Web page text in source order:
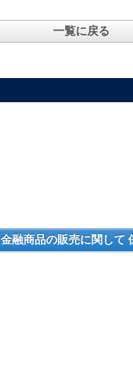
一覧に戻る
金融商品の販売に関して